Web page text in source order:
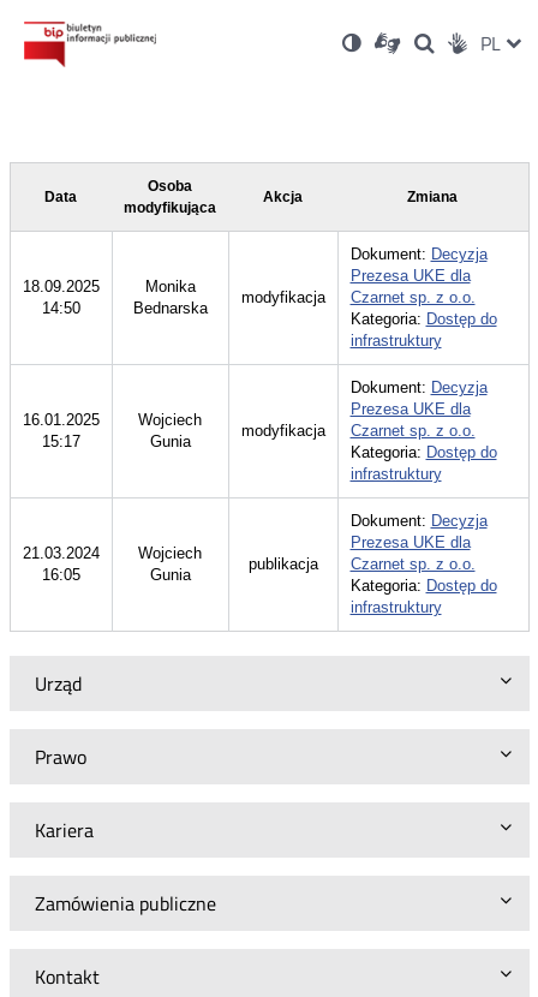
Ustawienia
Wersja
kontrastowa
Dla
niesłyszących
OtwórzOtwórz
w
Otwórz
w
Social PL
Urząd
Prawo
Kariera
Zamówienia publiczne
Kontakt
Data
Osoba
modyfikująca
Akcja Zmiana
18.09.2025
14:50
Monika
Bednarska
modyfikacja
Dokument: Decyzja
Prezesa UKE dla
Czarnet sp. z o.o.
Kategoria: Dostęp do
infrastruktury
16.01.2025
15:17
Wojciech
Gunia
modyfikacja
Dokument: Decyzja
Prezesa UKE dla
Czarnet sp. z o.o.
Kategoria: Dostęp do
infrastruktury
21.03.2024
16:05
Wojciech
Gunia
publikacja
Dokument: Decyzja
Prezesa UKE dla
Czarnet sp. z o.o.
Kategoria: Dostęp do
infrastruktury